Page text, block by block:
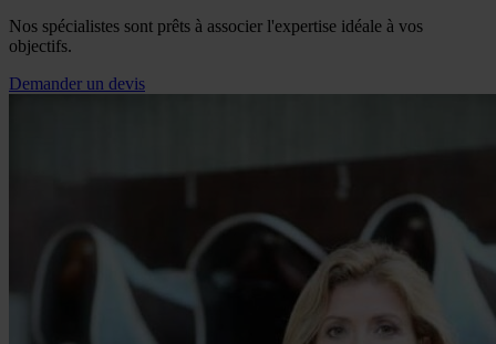
Nos spécialistes sont prêts à associer l'expertise idéale à vos
objectifs.
Demander un devis